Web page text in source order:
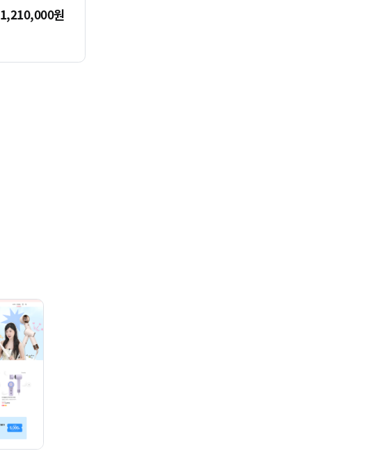
1,210,000원